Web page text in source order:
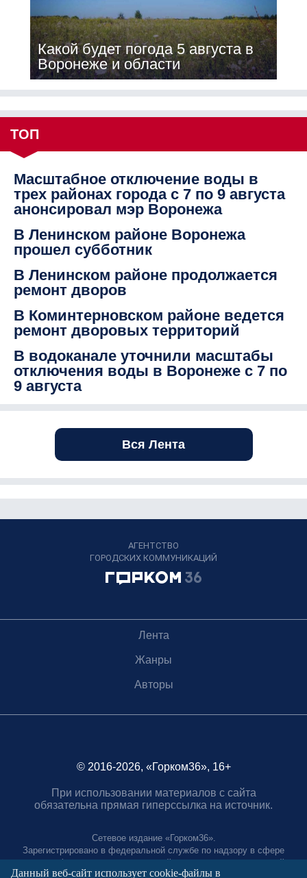
Какой будет погода 5 августа в
Воронеже и области
ТОП
Масштабное отключение воды в
трех районах города с 7 по 9 августа
анонсировал мэр Воронежа
В Ленинском районе Воронежа
прошел субботник
В Ленинском районе продолжается
ремонт дворов
В Коминтерновском районе ведется
ремонт дворовых территорий
В водоканале уточнили масштабы
отключения воды в Воронеже с 7 по
9 августа
Вся Лента
АГЕНТСТВО
ГОРОДСКИХ КОММУНИКАЦИЙ
Лента
Жанры
Авторы
© 2016-2026, «Горком36», 16+
При использовании материалов с сайта
обязательна прямая гиперссылка на источник.
Сетевое издание «Горком36».
Зарегистрировано в федеральной службе по надзору в сфере
связи, информационных технологий и массовых коммуникаций.
Регистрационный номер ЭЛ № ФС77-88966 от 21 января 2025 г.
Данный веб-сайт использует cookie-файлы в